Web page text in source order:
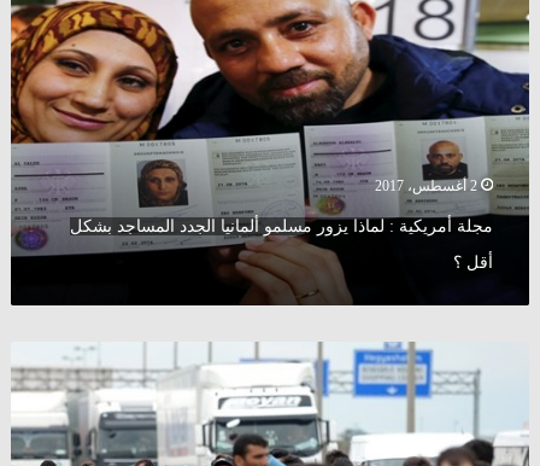
لماذا
يزور
مسلمو
ألمانيا
الجدد
المساجد
بشكل
أقل
2 أغسطس، 2017
مجلة أمريكية : لماذا يزور مسلمو ألمانيا الجدد المساجد بشكل
أقل ؟
ألمانيا
يوجه